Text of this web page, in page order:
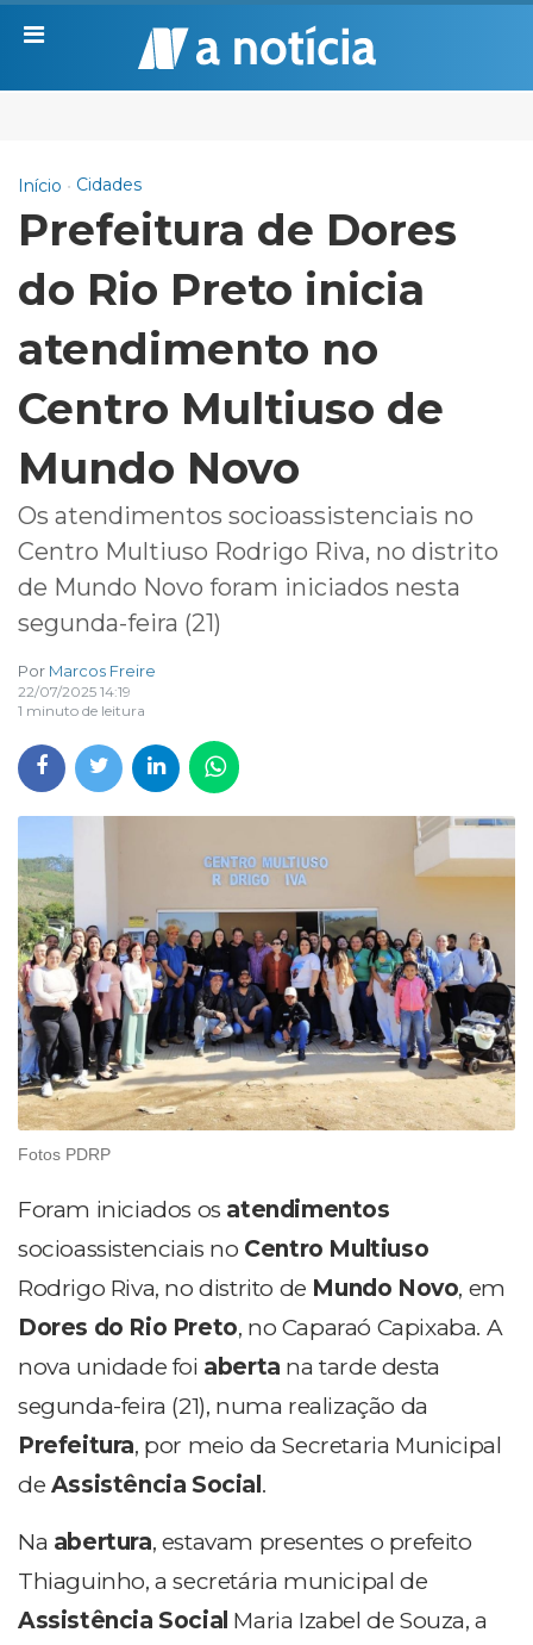
Início Cidades
Prefeitura de Dores
do Rio Preto inicia
atendimento no
Centro Multiuso de
Mundo Novo
Os atendimentos socioassistenciais no
Centro Multiuso Rodrigo Riva, no distrito
de Mundo Novo foram iniciados nesta
segunda-feira (21)
Por Marcos Freire
22/07/2025 14:19
1 minuto de leitura
Fotos PDRP
Foram iniciados os atendimentos
socioassistenciais no Centro Multiuso
Rodrigo Riva, no distrito de Mundo Novo, em
Dores do Rio Preto, no Caparaó Capixaba. A
nova unidade foi aberta na tarde desta
segunda-feira (21), numa realização da
Prefeitura, por meio da Secretaria Municipal
de Assistência Social .
Na abertura, estavam presentes o prefeito
Thiaguinho, a secretária municipal de
Assistência Social Maria Izabel de Souza, a